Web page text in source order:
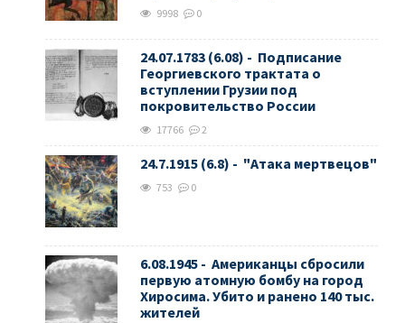
9998 0
24.07.1783 (6.08) - Подписание
Георгиевского трактата о
вступлении Грузии под
покровительство России
17766 2
24.7.1915 (6.8) - "Атака мертвецов"
753 0
6.08.1945 - Американцы сбросили
первую атомную бомбу на город
Хиросима. Убито и ранено 140 тыс.
жителей